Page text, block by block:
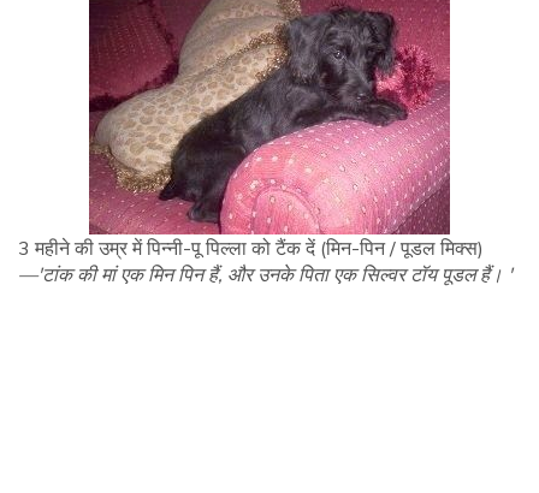
3 महीने की उम्र में पिन्नी-पू पिल्ला को टैंक दें (मिन-पिन / पूडल मिक्स)
—'टांक की मां एक मिन पिन हैं, और उनके पिता एक सिल्वर टॉय पूडल हैं। '